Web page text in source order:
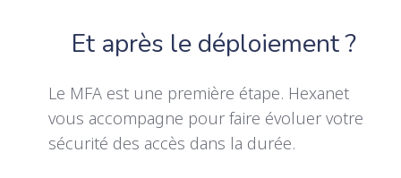
Et après le déploiement ?
Le MFA est une première étape. Hexanet
vous accompagne pour faire évoluer votre
sécurité des accès dans la durée.